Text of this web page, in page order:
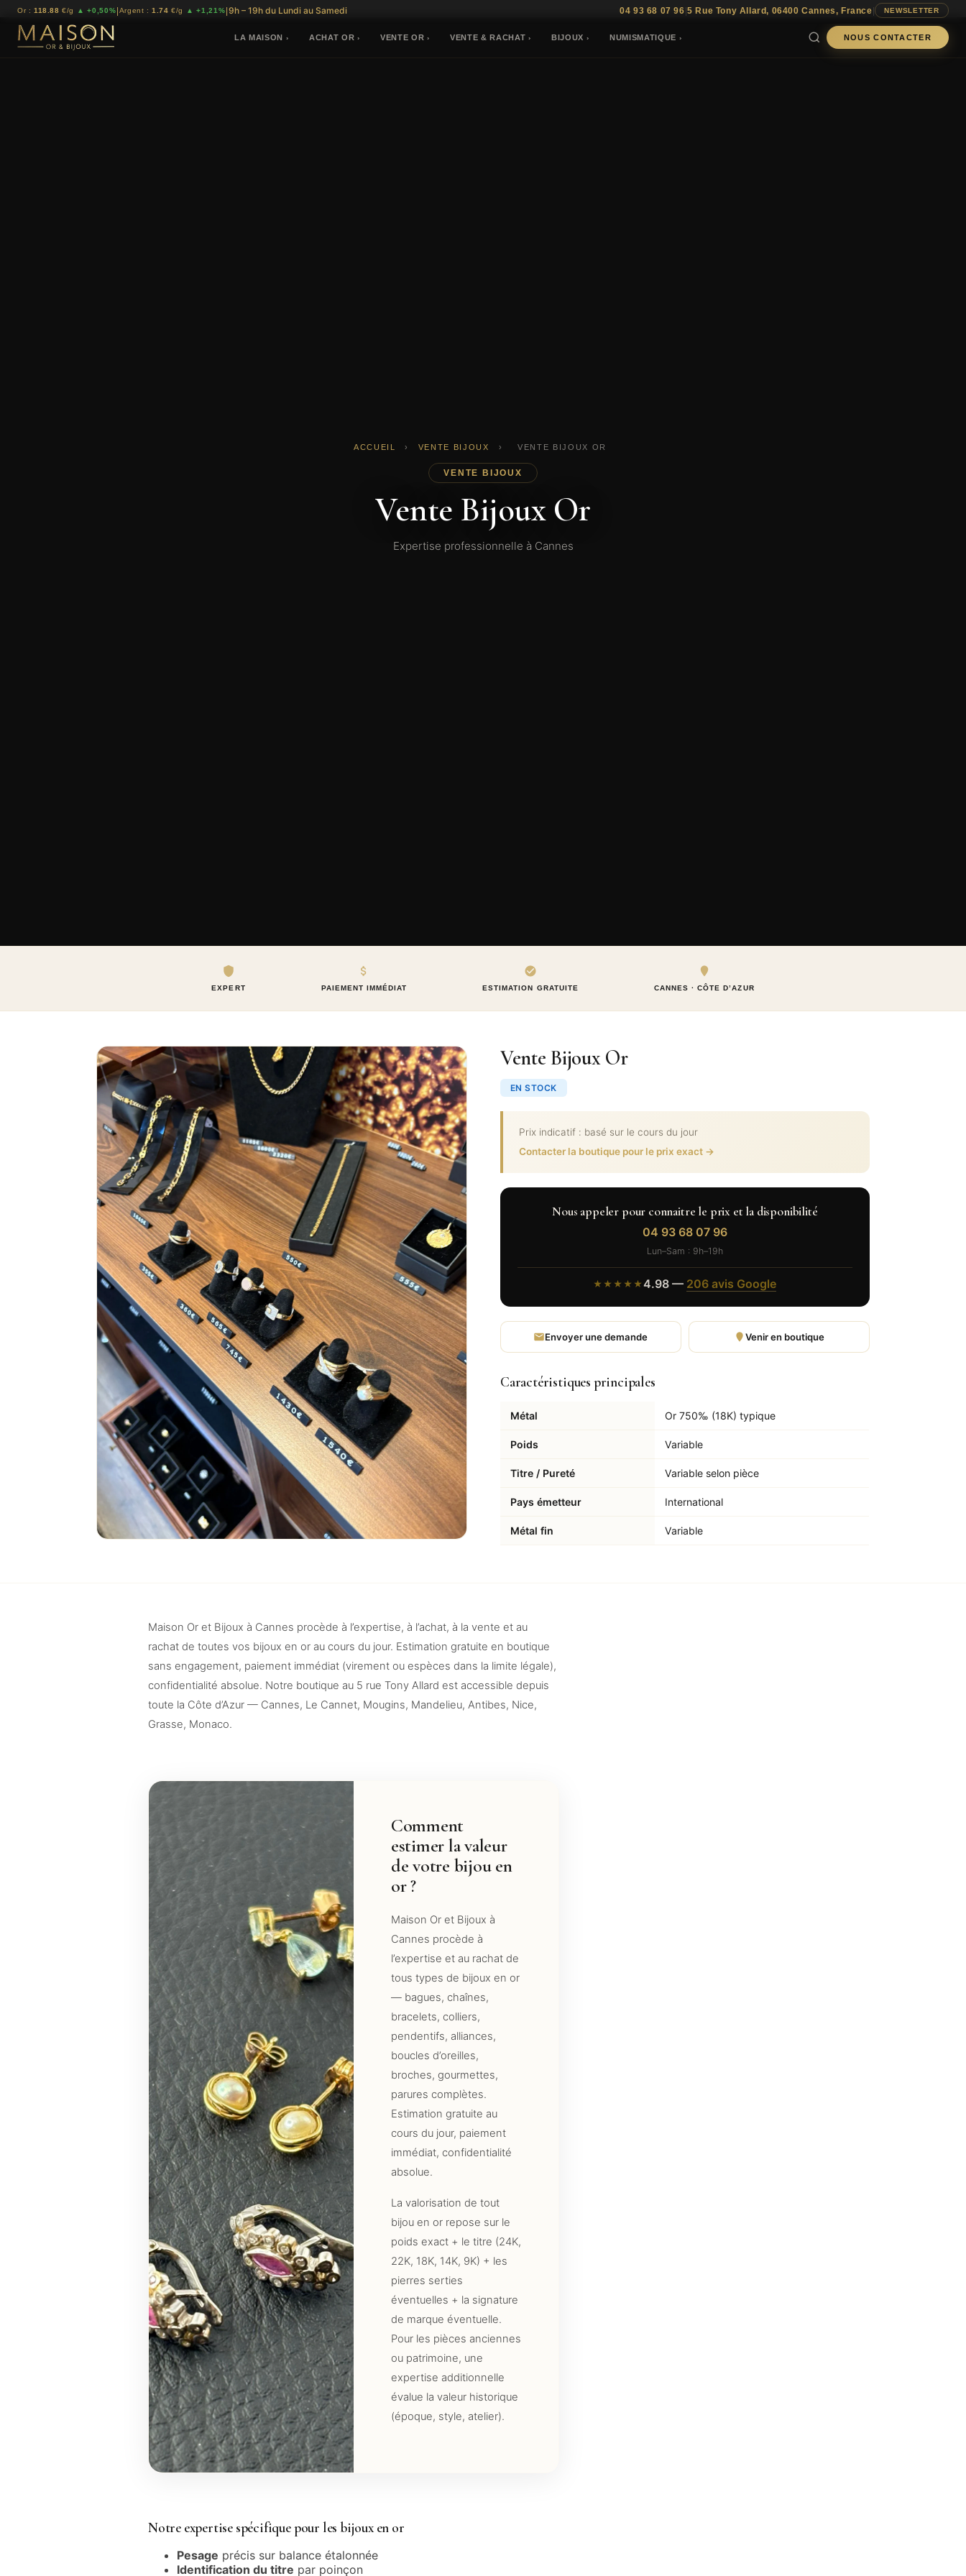
Or : 118.88 €/g ▲ +0,50%|Argent :1.74 €/g ▲ +1,21%|9h – 19h du Lundi au Samedi 04 93 68 07 96|5 Rue Tony Allard, 06400 Cannes, France| NEWSLETTER
LA MAISON › ACHAT OR › VENTE OR › VENTE & RACHAT › BIJOUX › NUMISMATIQUE › NOUS CONTACTER
ACCUEIL › VENTE BIJOUX › VENTE BIJOUX OR
VENTE BIJOUX
Vente Bijoux Or
Expertise professionnelle à Cannes
EXPERT PAIEMENT IMMÉDIAT ESTIMATION GRATUITE CANNES · CÔTE D’AZUR
Vente Bijoux Or
EN STOCK
Prix indicatif : basé sur le cours du jour
Contacter la boutique pour le prix exact →
Nous appeler pour connaitre le prix et la disponibilité
04 93 68 07 96
Lun–Sam : 9h–19h
★★★★★4.98 — 206 avis Google
Envoyer une demande Venir en boutique
Caractéristiques principales
Métal Or 750‰ (18K) typique
Poids Variable
Titre / Pureté Variable selon pièce
Pays émetteur International
Métal fin Variable
Maison Or et Bijoux à Cannes procède à l’expertise, à l’achat, à la vente et au
rachat de toutes vos bijoux en or au cours du jour. Estimation gratuite en boutique
sans engagement, paiement immédiat (virement ou espèces dans la limite légale),
confidentialité absolue. Notre boutique au 5 rue Tony Allard est accessible depuis
toute la Côte d’Azur — Cannes, Le Cannet, Mougins, Mandelieu, Antibes, Nice,
Grasse, Monaco.
Comment
estimer la valeur
de votre bijou en
or ?
Maison Or et Bijoux à
Cannes procède à
l’expertise et au rachat de
tous types de bijoux en or
— bagues, chaînes,
bracelets, colliers,
pendentifs, alliances,
boucles d’oreilles,
broches, gourmettes,
parures complètes.
Estimation gratuite au
cours du jour, paiement
immédiat, confidentialité
absolue.
La valorisation de tout
bijou en or repose sur le
poids exact + le titre (24K,
22K, 18K, 14K, 9K) + les
pierres serties
éventuelles + la signature
de marque éventuelle.
Pour les pièces anciennes
ou patrimoine, une
expertise additionnelle
évalue la valeur historique
(époque, style, atelier).
Notre expertise spécifique pour les bijoux en or
Pesage précis sur balance étalonnée
Identification du titre par poinçon